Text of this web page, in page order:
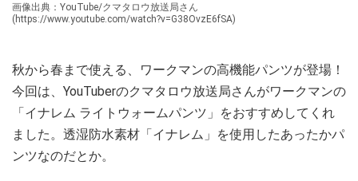
画像出典：YouTube/クマタロウ放送局さん
(https://www.youtube.com/watch?v=G38OvzE6fSA)
秋から春まで使える、ワークマンの高機能パンツが登場！
今回は、YouTuberのクマタロウ放送局さんがワークマンの
「イナレム ライトウォームパンツ」をおすすめしてくれ
ました。透湿防水素材「イナレム」を使用したあったかパ
ンツなのだとか。